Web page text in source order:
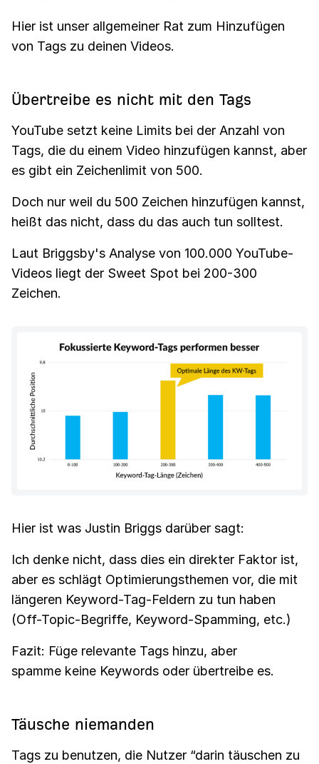
Hier ist unser allgemeiner Rat zum Hinzufügen
von Tags zu deinen Videos.
Übertreibe es nicht mit den Tags
YouTube setzt keine Limits bei der Anzahl von
Tags, die du einem Video hinzufügen kannst, aber
es gibt ein Zeichenlimit von 500.
Doch nur weil du 500 Zeichen hinzufügen kannst,
heißt das nicht, dass du das auch tun solltest.
Laut Briggsby's Analyse von 100.000 YouTube-
Videos liegt der Sweet Spot bei 200-300
Zeichen.
Hier ist was Justin Briggs darüber sagt:
Ich denke nicht, dass dies ein direkter Faktor ist,
aber es schlägt Optimierungsthemen vor, die mit
längeren Keyword-Tag-Feldern zu tun haben
(Off-Topic-Begriffe, Keyword-Spamming, etc.)
Fazit: Füge relevante Tags hinzu, aber
spamme keine Keywords oder übertreibe es.
Täusche niemanden
Tags zu benutzen, die Nutzer “darin täuschen zu